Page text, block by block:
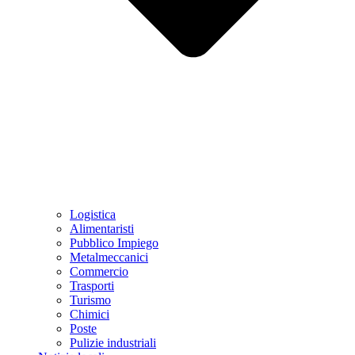
Logistica
Alimentaristi
Pubblico Impiego
Metalmeccanici
Commercio
Trasporti
Turismo
Chimici
Poste
Pulizie industriali